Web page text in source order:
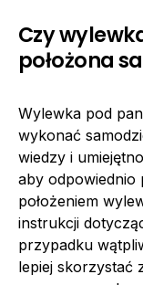
Czy
położona
Wylewka pod
wykonać
wiedzy i
aby
położeniem
instrukcji
przypadku
lepiej skorzystać